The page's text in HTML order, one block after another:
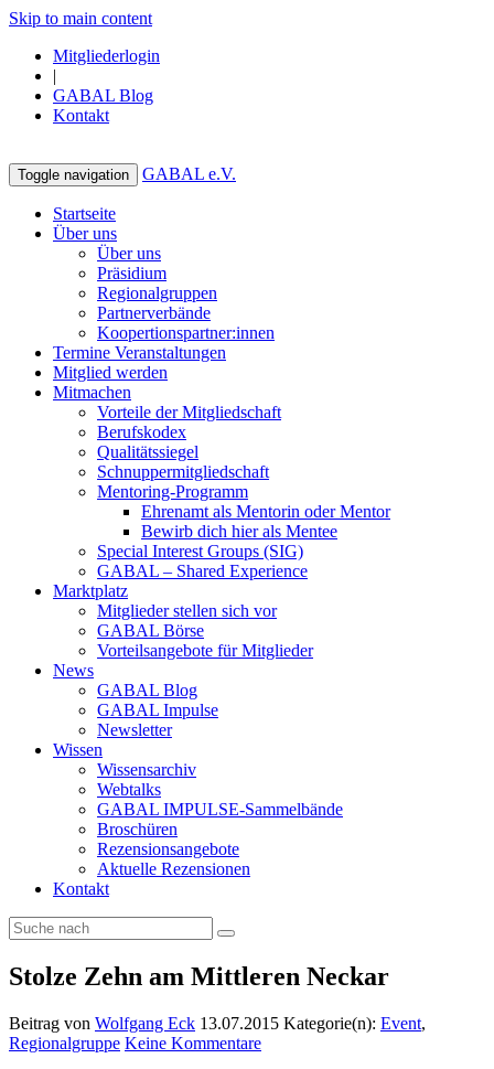
Skip to main content
Mitgliederlogin
|
GABAL Blog
Kontakt
Toggle navigation GABAL e.V.
Startseite
Über uns
Über uns
Präsidium
Regionalgruppen
Partnerverbände
Koopertionspartner:innen
Termine Veranstaltungen
Mitglied werden
Mitmachen
Vorteile der Mitgliedschaft
Berufskodex
Qualitätssiegel
Schnuppermitgliedschaft
Mentoring-Programm
Ehrenamt als Mentorin oder Mentor
Bewirb dich hier als Mentee
Special Interest Groups (SIG)
GABAL – Shared Experience
Marktplatz
Mitglieder stellen sich vor
GABAL Börse
Vorteilsangebote für Mitglieder
News
GABAL Blog
GABAL Impulse
Newsletter
Wissen
Wissensarchiv
Webtalks
GABAL IMPULSE-Sammelbände
Broschüren
Rezensionsangebote
Aktuelle Rezensionen
Kontakt
Stolze Zehn am Mittleren Neckar
Beitrag von Wolfgang Eck 13.07.2015 Kategorie(n): Event,
Regionalgruppe Keine Kommentare